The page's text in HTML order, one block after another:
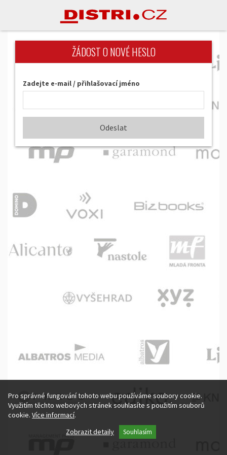
Pro správné fungování tohoto webu používáme soubory cookie.
Využitím těchto webových stránek souhlasíte s použitím souborů
cookie. Více informací.
Zobrazit detaily Souhlasím
ŽÁDOST O NOVÉ HESLO
Zadejte e-mail / přihlašovací jméno